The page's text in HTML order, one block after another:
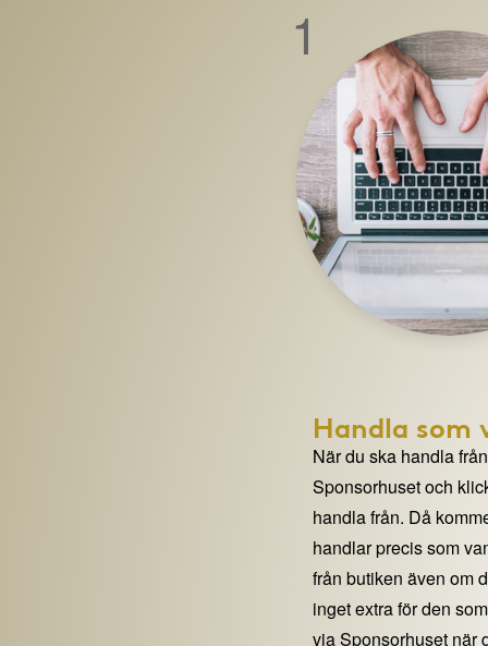
1
Handla som
När du ska handla
Sponsorhuset och
handla från. Då
handlar precis som
från butiken även om
inget extra för den
via Sponsorhuset när